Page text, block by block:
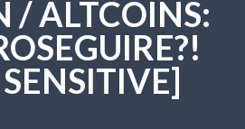
/ ALTCOINS: